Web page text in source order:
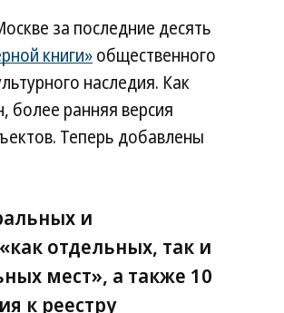
за последние десять
книги»общественного
наследия. Как
более ранняя версия
Теперь добавлены
и
отдельных, так и
мест», а также 10
к реестру